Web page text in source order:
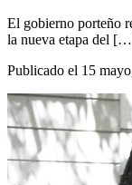
El gobierno porteño
la nueva etapa del
Publicado el 15